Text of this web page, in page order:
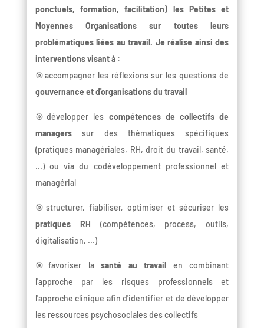
ponctuels, formation, facilitation) les Petites et
Moyennes Organisations sur toutes leurs
problématiques liées au travail. Je réalise ainsi des
interventions visant à :
🎯accompagner les réflexions sur les questions de
gouvernance et d'organisations du travail
🎯développer les compétences de collectifs de
managerssur des thématiques spécifiques
(pratiques managériales, RH, droit du travail, santé,
...) ou via du codéveloppement professionnel et
managérial
🎯structurer, fiabiliser, optimiser et sécuriser les
pratiques RH (compétences, process, outils,
digitalisation, ...)
🎯favoriser lasanté au travail en combinant
l'approche par les risques professionnels et
l'approche clinique afin d'identifier et de développer
les ressources psychosociales des collectifs